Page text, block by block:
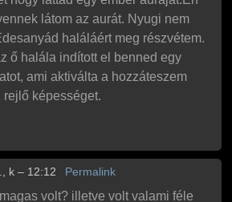
látom az aurát. Nyugi nem
haláláért meg részvétem.
ő halála indított el benned egy
ami aktiválta a hozzáteszem
képességet.
k – 12:12 Permalink
volt? illetve volt valami féle